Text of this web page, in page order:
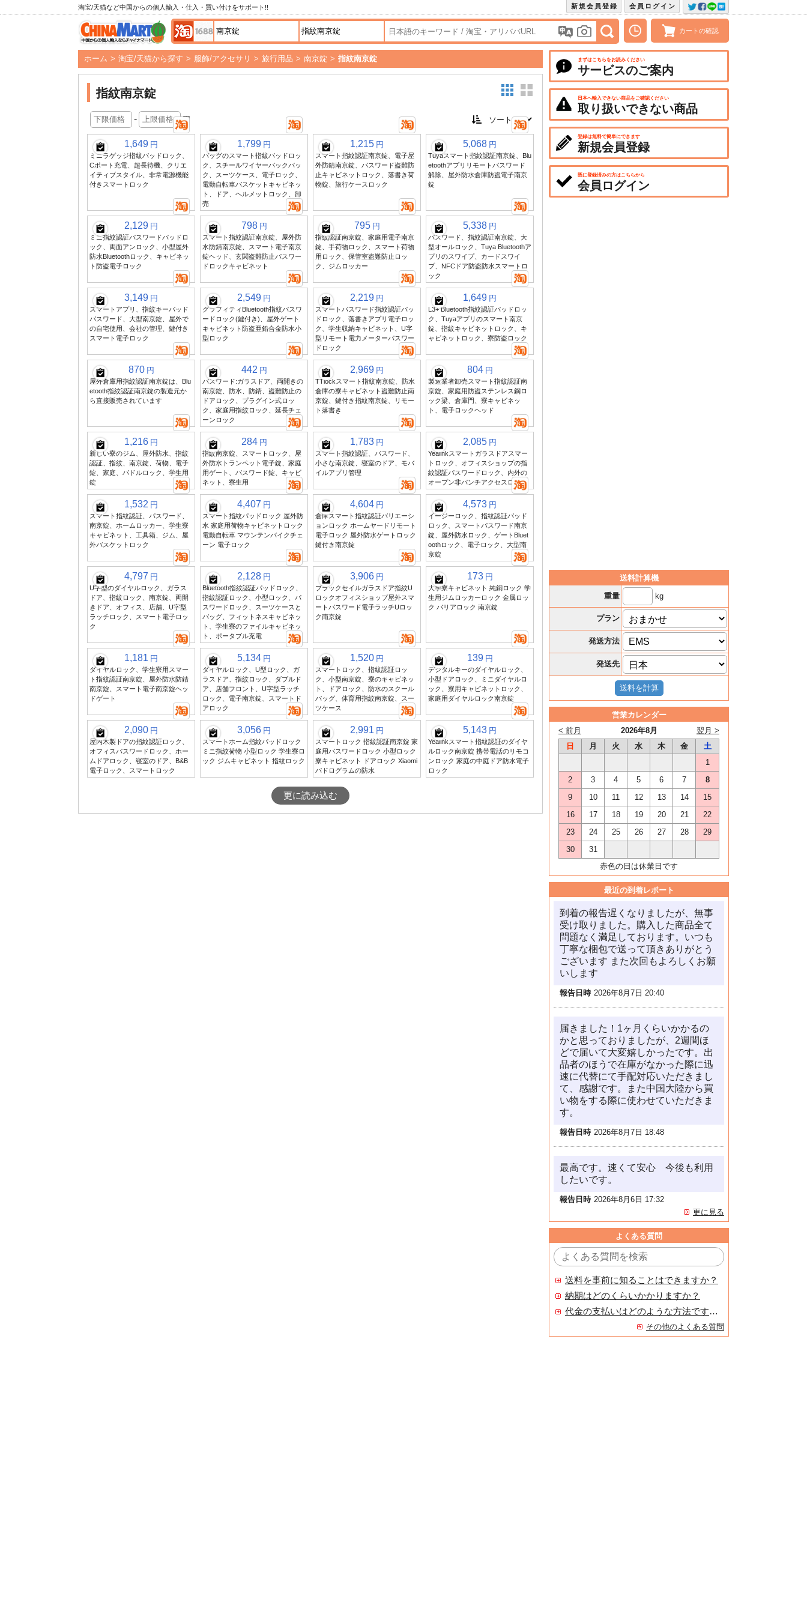
淘宝/天猫など中国からの個人輸入・仕入・買い付けをサポート!! 会員ログイン
新規会員登録
カートの確認
ホーム > 淘宝/天猫から探す > 服飾/アクセサリ > 旅行用品 > 南京錠 > 指紋南京錠
指紋南京錠
- 円
1,649 円
ミニラゲッジ指紋パッドロック、
Cポート充電、超長待機、クリエ
イティブスタイル、非常電源機能
付きスマートロック
1,799 円
バッグのスマート指紋パッドロッ
ク、スチールワイヤーバックパッ
ク、スーツケース、電子ロック、
電動自転車バスケットキャビネッ
ト、ドア、ヘルメットロック、卸
売
1,215 円
スマート指紋認証南京錠、電子屋
外防錆南京錠、パスワード盗難防
止キャビネットロック、落書き荷
物錠、旅行ケースロック
5,068 円
Tuyaスマート指紋認証南京錠、Blu
etoothアプリリモートパスワード
解除、屋外防水倉庫防盗電子南京
錠
2,129 円
ミニ指紋認証パスワードパッドロ
ック、両面アンロック、小型屋外
防水Bluetoothロック、キャビネッ
ト防盗電子ロック
798 円
スマート指紋認証南京錠、屋外防
水防錆南京錠、スマート電子南京
錠ヘッド、玄関盗難防止パスワー
ドロックキャビネット
795 円
指紋認証南京錠、家庭用電子南京
錠、手荷物ロック、スマート荷物
用ロック、保管室盗難防止ロッ
ク、ジムロッカー
5,338 円
パスワード、指紋認証南京錠、大
型オールロック、Tuya Bluetoothア
プリのスワイプ、カードスワイ
プ、NFCドア防盗防水スマートロ
ック
3,149 円
スマートアプリ、指紋キーパッド
パスワード、大型南京錠、屋外で
の自宅使用、会社の管理、鍵付き
スマート電子ロック
2,549 円
グラフィティBluetooth指紋パスワ
ードロック(鍵付き)、屋外ゲート
キャビネット防盗亜鉛合金防水小
型ロック
2,219 円
スマートパスワード指紋認証パッ
ドロック、落書きアプリ電子ロッ
ク、学生収納キャビネット、U字
型リモート電力メーターパスワー
ドロック
1,649 円
L3+ Bluetooth指紋認証パッドロッ
ク、Tuyaアプリのスマート南京
錠、指紋キャビネットロック、キ
ャビネットロック、寮防盗ロック
870 円
屋外倉庫用指紋認証南京錠は、Blu
etooth指紋認証南京錠の製造元か
ら直接販売されています
442 円
パスワード:ガラスドア、両開きの
南京錠、防水、防錆、盗難防止の
ドアロック、プラグイン式ロッ
ク、家庭用指紋ロック、延長チェ
ーンロック
2,969 円
TTlockスマート指紋南京錠、防水
倉庫の寮キャビネット盗難防止南
京錠、鍵付き指紋南京錠、リモー
ト落書き
804 円
製造業者卸売スマート指紋認証南
京錠、家庭用防盗ステンレス鋼ロ
ック梁、倉庫門、寮キャビネッ
ト、電子ロックヘッド
1,216 円
新しい寮のジム、屋外防水、指紋
認証、指紋、南京錠、荷物、電子
錠、家庭、パドルロック、学生用
錠
284 円
指紋南京錠、スマートロック、屋
外防水トランペット電子錠、家庭
用ゲート、パスワード錠、キャビ
ネット、寮生用
1,783 円
スマート指紋認証、パスワード、
小さな南京錠、寝室のドア、モバ
イルアプリ管理
2,085 円
Yealinkスマートガラスドアスマー
トロック、オフィスショップの指
紋認証パスワードロック、内外の
オープン非パンチアクセスロック
1,532 円
スマート指紋認証、パスワード、
南京錠、ホームロッカー、学生寮
キャビネット、工具箱、ジム、屋
外バスケットロック
4,407 円
スマート指紋パッドロック 屋外防
水 家庭用荷物キャビネットロック
電動自転車 マウンテンバイクチェ
ーン 電子ロック
4,604 円
倉庫スマート指紋認証バリエーシ
ョンロック ホームヤードリモート
電子ロック 屋外防水ゲートロック
鍵付き南京錠
4,573 円
イージーロック、指紋認証パッド
ロック、スマートパスワード南京
錠、屋外防水ロック、ゲートBluet
oothロック、電子ロック、大型南
京錠
4,797 円
U字型のダイヤルロック、ガラス
ドア、指紋ロック、南京錠、両開
きドア、オフィス、店舗、U字型
ラッチロック、スマート電子ロッ
ク
2,128 円
Bluetooth指紋認証パッドロック、
指紋認証ロック、小型ロック、パ
スワードロック、スーツケースと
バッグ、フィットネスキャビネッ
ト、学生寮のファイルキャビネッ
ト、ポータブル充電
3,906 円
ブラックセイルガラスドア指紋U
ロックオフィスショップ屋外スマ
ートパスワード電子ラッチUロッ
ク南京錠
173 円
大学寮キャビネット 純銅ロック 学
生用ジムロッカーロック 金属ロッ
ク バリアロック 南京錠
1,181 円
ダイヤルロック、学生寮用スマー
ト指紋認証南京錠、屋外防水防錆
南京錠、スマート電子南京錠ヘッ
ドゲート
5,134 円
ダイヤルロック、U型ロック、ガ
ラスドア、指紋ロック、ダブルド
ア、店舗フロント、U字型ラッチ
ロック、電子南京錠、スマートド
アロック
1,520 円
スマートロック、指紋認証ロッ
ク、小型南京錠、寮のキャビネッ
ト、ドアロック、防水のスクール
バッグ、体育用指紋南京錠、スー
ツケース
139 円
デジタルキーのダイヤルロック、
小型ドアロック、ミニダイヤルロ
ック、寮用キャビネットロック、
家庭用ダイヤルロック南京錠
2,090 円
屋内木製ドアの指紋認証ロック、
オフィスパスワードロック、ホー
ムドアロック、寝室のドア、B&B
電子ロック、スマートロック
3,056 円
スマートホーム指紋パッドロック
ミニ指紋荷物 小型ロック 学生寮ロ
ック ジムキャビネット 指紋ロック
2,991 円
スマートロック 指紋認証南京錠 家
庭用パスワードロック 小型ロック
寮キャビネット ドアロック Xiaomi
パドログラムの防水
5,143 円
Yealinkスマート指紋認証のダイヤ
ルロック南京錠 携帯電話のリモコ
ンロック 家庭の中庭ドア防水電子
ロック
更に読み込む
まずはこちらをお読みください
サービスのご案内
日本へ輸入できない商品をご確認ください
取り扱いできない商品
登録は無料で簡単にできます
新規会員登録
既に登録済みの方はこちらから
会員ログイン
送料計算機
重量
kg
プラン
発送方法
発送先
営業カレンダー
2026年8月
< 前月
翌月 >
日
月 火 水 木 金
土
1
2
3 4 5 6 7
8
9
10 11 12 13 14
15
16
17 18 19 20 21
22
23
24 25 26 27 28
29
30
31
赤色の日は休業日です
最近の到着レポート
到着の報告遅くなりましたが、無事
受け取りました。購入した商品全て
問題なく満足しております。いつも
丁寧な梱包で送って頂きありがとう
ございます また次回もよろしくお願
いします
報告日時 2026年8月7日 20:40
届きました！1ヶ月くらいかかるの
かと思っておりましたが、2週間ほ
どで届いて大変嬉しかったです。出
品者のほうで在庫がなかった際に迅
速に代替にて手配対応いただきまし
て、感謝です。また中国大陸から買
い物をする際に使わせていただきま
す。
報告日時 2026年8月7日 18:48
最高です。速くて安心 今後も利用
したいです。
報告日時 2026年8月6日 17:32
更に見る
よくある質問
送料を事前に知ることはできますか？
納期はどのくらいかかりますか？
代金の支払いはどのような方法ですか？
その他のよくある質問